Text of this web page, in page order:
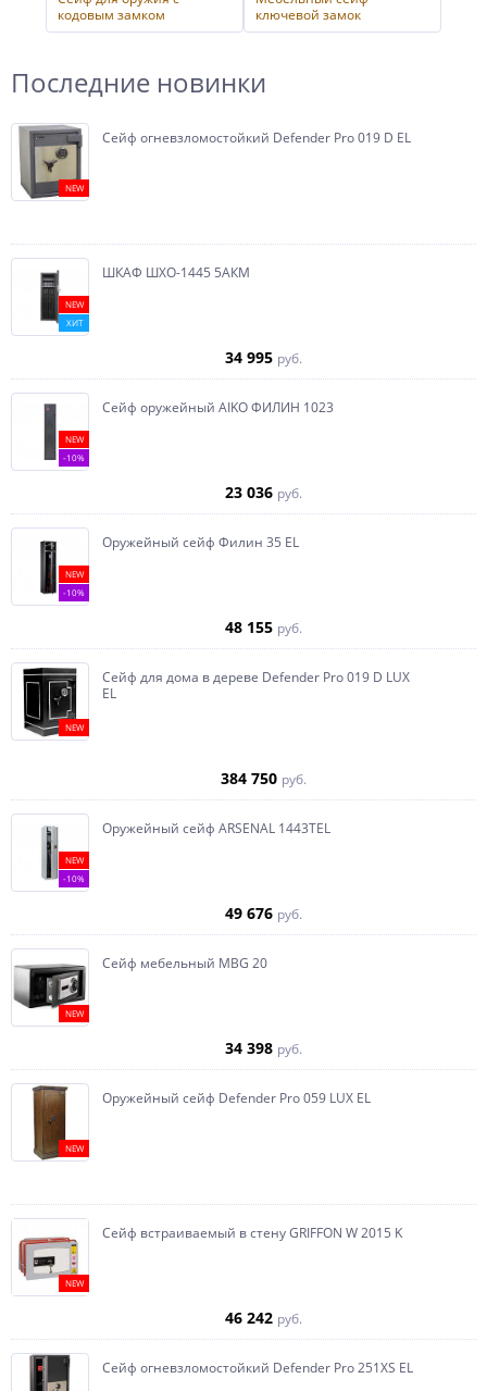
кодовым замком
ключевой замок
Последние новинки
NEW
Сейф огневзломостойкий Defender Pro 019 D EL
NEW
ХИТ
ШКАФ ШХО-1445 5АКМ
34 995 руб.
NEW
-10%
Сейф оружейный AIKO ФИЛИН 1023
23 036 руб.
NEW
-10%
Оружейный сейф Филин 35 EL
48 155 руб.
NEW
Сейф для дома в дереве Defender Pro 019 D LUX
EL
384 750 руб.
NEW
-10%
Оружейный сейф ARSENAL 1443ТEL
49 676 руб.
NEW
Сейф мебельный MBG 20
34 398 руб.
NEW
Оружейный сейф Defender Pro 059 LUX EL
NEW
Сейф встраиваемый в стену GRIFFON W 2015 K
46 242 руб.
Сейф огневзломостойкий Defender Pro 251XS EL